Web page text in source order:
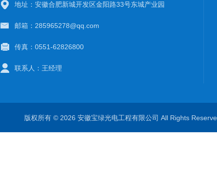
地址：安徽合肥新城开发区金阳路33号东城产业园
邮箱：285965278@qq.com
传真：0551-62826800
联系人：王经理
版权所有 © 2026 安徽宝绿光电工程有限公司 All Rights